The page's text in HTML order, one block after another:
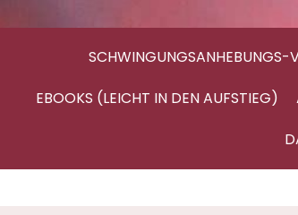
SCHWINGUNGSANHEBUNGS-
EBOOKS (LEICHT IN DEN AUFSTIEG)